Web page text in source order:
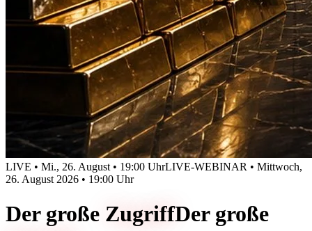
LIVE • Mi., 26. August • 19:00 UhrLIVE-WEBINAR • Mittwoch,
26. August 2026 • 19:00 Uhr
Der große ZugriffDer große